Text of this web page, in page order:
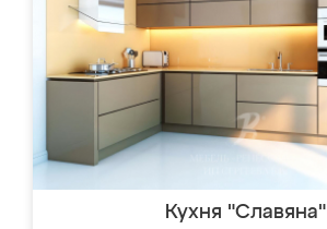
Кухня "Славяна"